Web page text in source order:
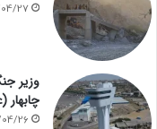
27
وزیر
26